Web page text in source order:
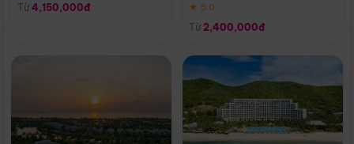
Từ 4,150,000đ
★ 5.0
Từ 2,400,000đ